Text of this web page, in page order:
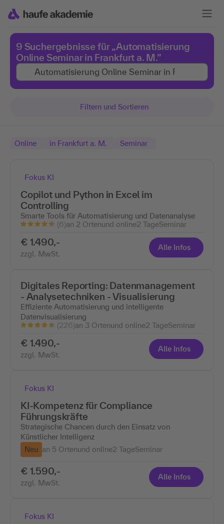
9 Suchergebnisse für „Automatisierung
Online Seminar in Frankfurt a. M.”
Filtern und Sortieren
Online in Frankfurt a. M. Seminar
Fokus KI
Copilot und Python in Excel im
Controlling
Smarte Tools für Automatisierung und Datenanalyse
(6)an 2 Ortenund online2 TageSeminar
€ 1.490,-
zzgl. MwSt.
Alle Infos
Digitales Reporting: Datenmanagement
- Analysetechniken - Visualisierung
Effiziente Automatisierung und intelligente
Datenvisualisierung
(226)an 3 Ortenund online2 TageSeminar
€ 1.490,-
zzgl. MwSt.
Alle Infos
Fokus KI
KI-Kompetenz für Compliance
Führungskräfte
Strategische Chancen durch den Einsatz von
Künstlicher Intelligenz
Neu an 5 Ortenund online2 TageSeminar
€ 1.590,-
zzgl. MwSt.
Alle Infos
Fokus KI